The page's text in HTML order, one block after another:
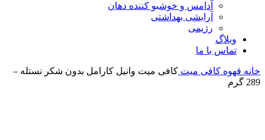
آدامس و خوشبو کننده دهان
آرایشی بهداشتی
رژیمی
وبلاگ
تماس با ما
خانه قهوه کافی میت کافی میت وانیل کارامل بدون شکر نستله –
289 گرم